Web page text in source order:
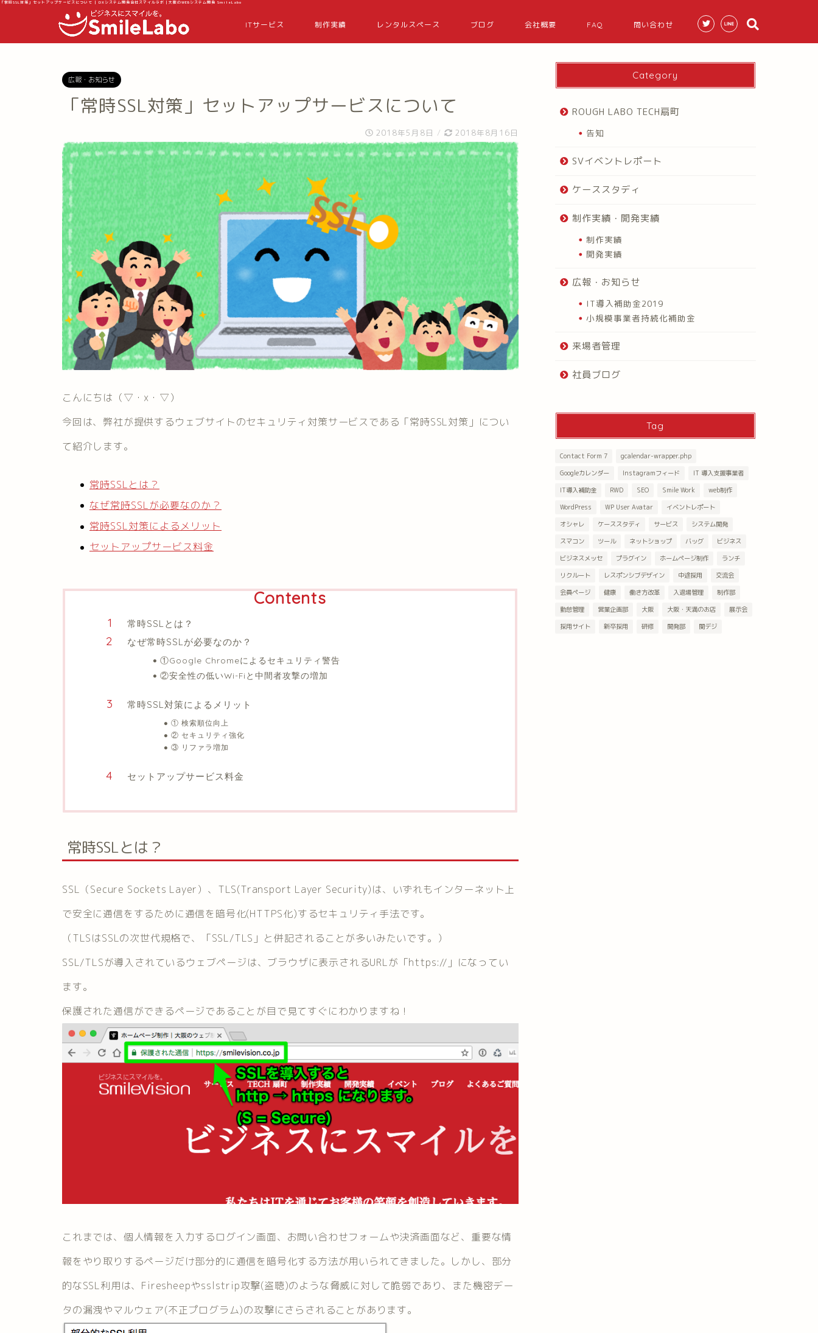
「常時SSL対策」セットアップサービスについて | DXシステム開発会社スマイルラボ｜大阪のWEBシステム開発 SmileLabo
ITサービス 制作実績 レンタルスペース ブログ 会社概要 FAQ 問い合わせ
広報・お知らせ
「常時SSL対策」セットアップサービスについて
2018年5月8日 / 2018年8月16日
こんにちは（▽・x・▽）
今回は、弊社が提供するウェブサイトのセキュリティ対策サービスである「常時SSL対策」につい
て紹介します。
常時SSLとは？
なぜ常時SSLが必要なのか？
常時SSL対策によるメリット
セットアップサービス料金
Contents
常時SSLとは？
なぜ常時SSLが必要なのか？
①Google Chromeによるセキュリティ警告
②安全性の低いWi-Fiと中間者攻撃の増加
常時SSL対策によるメリット
① 検索順位向上
② セキュリティ強化
③ リファラ増加
セットアップサービス料金
常時SSLとは？
SSL（Secure Sockets Layer）、TLS(Transport Layer Security)は、いずれもインターネット上
で安全に通信をするために通信を暗号化(HTTPS化)するセキュリティ手法です。
（TLSはSSLの次世代規格で、「SSL/TLS」と併記されることが多いみたいです。）
SSL/TLSが導入されているウェブページは、ブラウザに表示されるURLが「https://」になってい
ます。
保護された通信ができるページであることが目で見てすぐにわかりますね！
これまでは、個人情報を入力するログイン画面、お問い合わせフォームや決済画面など、重要な情
報をやり取りするページだけ部分的に通信を暗号化する方法が用いられてきました。しかし、部分
的なSSL利用は、Firesheepやsslstrip攻撃(盗聴)のような脅威に対して脆弱であり、また機密デー
タの漏洩やマルウェア(不正プログラム)の攻撃にさらされることがあります。
Category
ROUGH LABO TECH扇町
告知
SVイベントレポート
ケーススタディ
制作実績・開発実績
制作実績
開発実績
広報・お知らせ
IT導入補助金2019
小規模事業者持続化補助金
来場者管理
社員ブログ
Tag
Contact Form 7
gcalendar-wrapper.php
Googleカレンダー
Instagramフィード
IT 導入支援事業者
IT導入補助金
RWD SEO Smile Work
web制作
WordPress
WP User Avatar
イベントレポート
オシャレ
ケーススタディ サービス
システム開発
スマコン
ツール ネットショップ バッグ
ビジネス
ビジネスメッセ
プラグイン ホームページ制作
ランチ
リクルート
レスポンシブデザイン 中途採用
交流会
会員ページ
健康 働き方改革 入退場管理
制作部
勤怠管理
営業企画部 大阪 大阪・天満のお店
展示会
採用サイト
新卒採用 研修 開発部 関デジ